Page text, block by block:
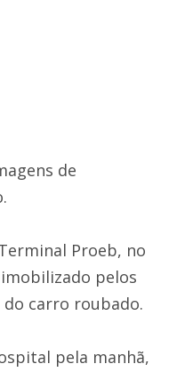
de
Proeb, no
pelos
carro roubado.
pela manhã,